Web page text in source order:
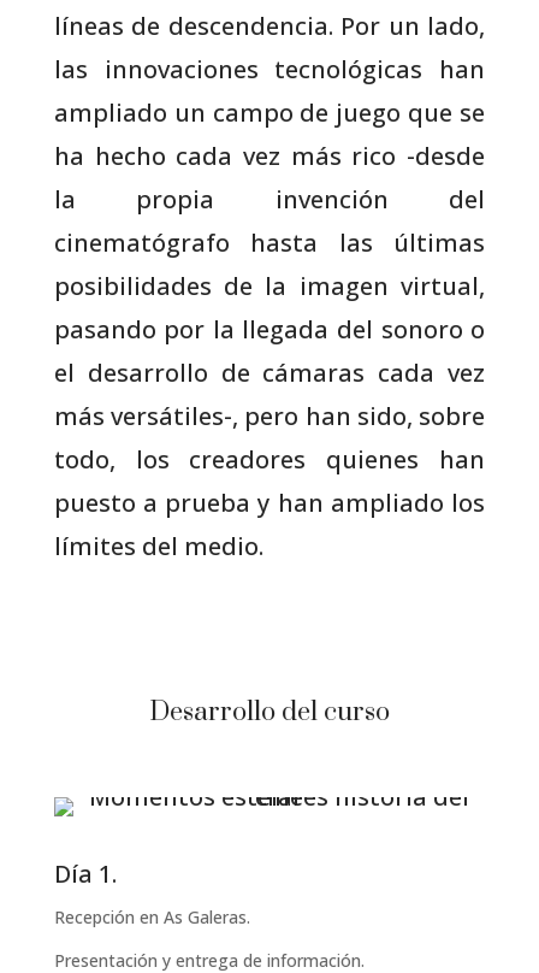
líneas de descendencia. Por un lado,
las innovaciones tecnológicas han
ampliado un campo de juego que se
ha hecho cada vez más rico -desde
la propia invención del
cinematógrafo hasta las últimas
posibilidades de la imagen virtual,
pasando por la llegada del sonoro o
el desarrollo de cámaras cada vez
más versátiles-, pero han sido, sobre
todo, los creadores quienes han
puesto a prueba y han ampliado los
límites del medio.
Desarrollo del curso
Día 1.
Recepción en As Galeras.
Presentación y entrega de información.